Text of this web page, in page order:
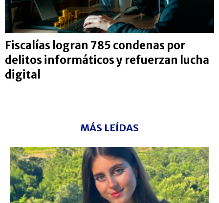
Fiscalías logran 785 condenas por
delitos informáticos y refuerzan lucha
digital
MÁS LEÍDAS